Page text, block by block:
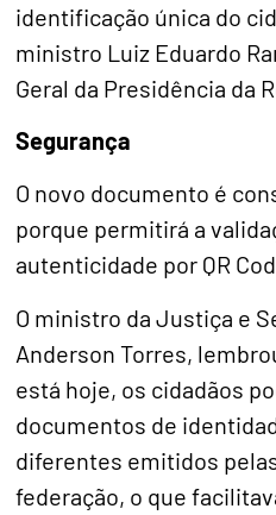
identificação única do
ministro Luiz Eduardo
Geral da Presidência da
Segurança
O novo documento é
porque permitirá a
autenticidade por QR
O ministro da Justiça e
Anderson Torres,
está hoje, os cidadãos
documentos de
diferentes emitidos
federação, o que